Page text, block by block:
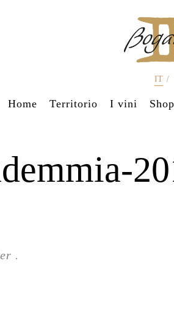
IT /
Home Territorio I vini Shop
.